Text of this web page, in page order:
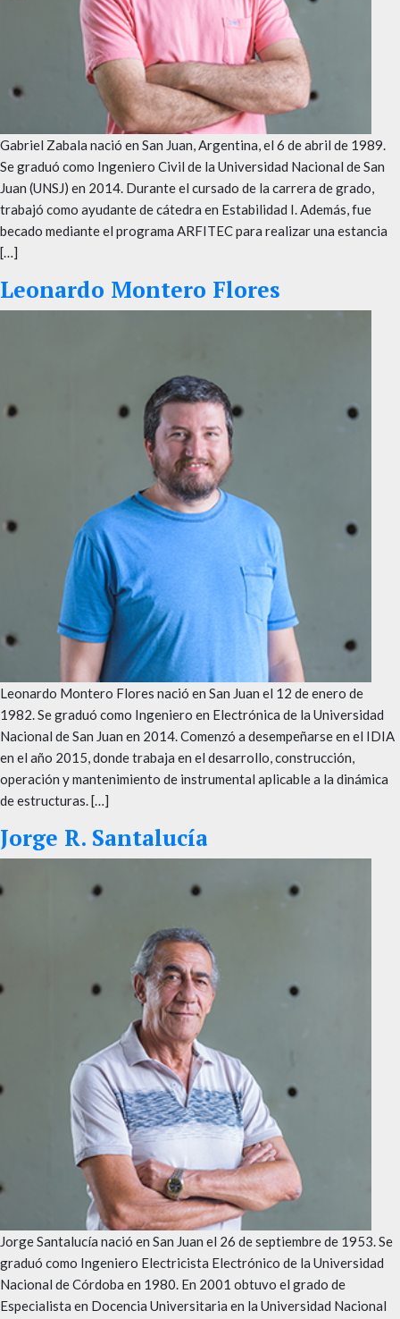
Gabriel Zabala nació en San Juan, Argentina, el 6 de abril de 1989.
Se graduó como Ingeniero Civil de la Universidad Nacional de San
Juan (UNSJ) en 2014. Durante el cursado de la carrera de grado,
trabajó como ayudante de cátedra en Estabilidad I. Además, fue
becado mediante el programa ARFITEC para realizar una estancia
[…]
Leonardo Montero Flores
Leonardo Montero Flores nació en San Juan el 12 de enero de
1982. Se graduó como Ingeniero en Electrónica de la Universidad
Nacional de San Juan en 2014. Comenzó a desempeñarse en el IDIA
en el año 2015, donde trabaja en el desarrollo, construcción,
operación y mantenimiento de instrumental aplicable a la dinámica
de estructuras. […]
Jorge R. Santalucía
Jorge Santalucía nació en San Juan el 26 de septiembre de 1953. Se
graduó como Ingeniero Electricista Electrónico de la Universidad
Nacional de Córdoba en 1980. En 2001 obtuvo el grado de
Especialista en Docencia Universitaria en la Universidad Nacional